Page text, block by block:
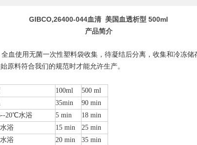
GIBCO,26400-044血清 美国血透析型 500ml
产品简介
血使用无菌一次性塑料袋收集，待凝结后分离，收集和冷冻储
原料符合我们的规范时才能允许生产。
100ml 500 ml
35min
90 min
20℃水浴
5 min
18 min
浴 15 min
25 min
浴 20 min
35 min